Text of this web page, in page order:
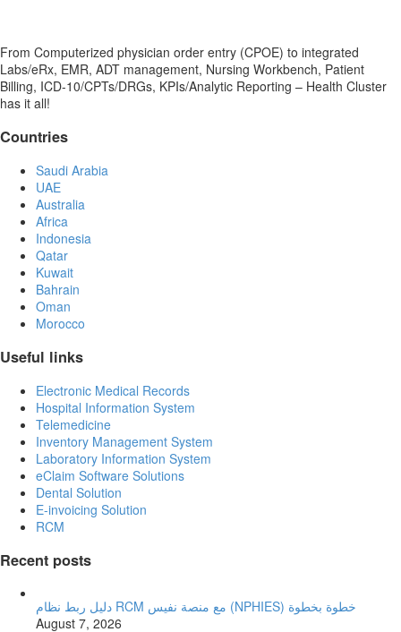
From Computerized physician order entry (CPOE) to integrated
Labs/eRx, EMR, ADT management, Nursing Workbench, Patient
Billing, ICD-10/CPTs/DRGs, KPIs/Analytic Reporting – Health Cluster
has it all!
Countries
Saudi Arabia
UAE
Australia
Africa
Indonesia
Qatar
Kuwait
Bahrain
Oman
Morocco
Useful links
Electronic Medical Records
Hospital Information System
Telemedicine
Inventory Management System
Laboratory Information System
eClaim Software Solutions
Dental Solution
E-invoicing Solution
RCM
Recent posts
دليل ربط نظام RCM مع منصة نفيس (NPHIES) خطوة بخطوة
August 7, 2026